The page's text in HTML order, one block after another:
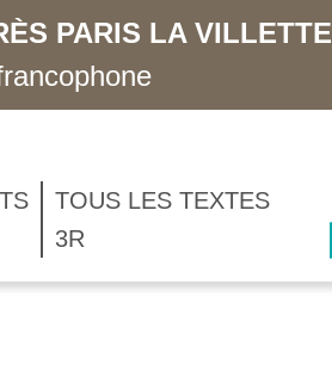
PARIS LA VILLETTE
TOUS LES TEXTES
3R